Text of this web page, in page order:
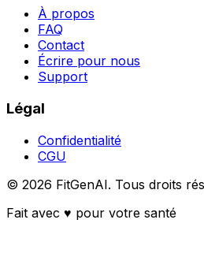
À propos
FAQ
Contact
Écrire pour nous
Support
Légal
Confidentialité
CGU
© 2026 FitGenAI. Tous droits
Fait avec ♥ pour votre santé